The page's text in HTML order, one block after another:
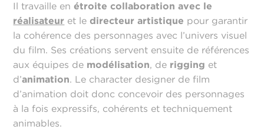
Il travaille enétroite collaboration avec le
réalisateur et ledirecteur artistique pour garantir
la cohérence des personnages avec l’univers visuel
du film. Ses créations servent ensuite de références
aux équipes de modélisation, de rigging et
d’animation. Le character designer de film
d’animation doit donc concevoir des personnages
à la fois expressifs, cohérents et techniquement
animables.